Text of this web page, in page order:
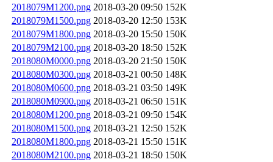
2018079M1200.png 2018-03-20 09:50 152K
2018079M1500.png 2018-03-20 12:50 153K
2018079M1800.png 2018-03-20 15:50 150K
2018079M2100.png 2018-03-20 18:50 152K
2018080M0000.png 2018-03-20 21:50 150K
2018080M0300.png 2018-03-21 00:50 148K
2018080M0600.png 2018-03-21 03:50 149K
2018080M0900.png 2018-03-21 06:50 151K
2018080M1200.png 2018-03-21 09:50 154K
2018080M1500.png 2018-03-21 12:50 152K
2018080M1800.png 2018-03-21 15:50 151K
2018080M2100.png 2018-03-21 18:50 150K